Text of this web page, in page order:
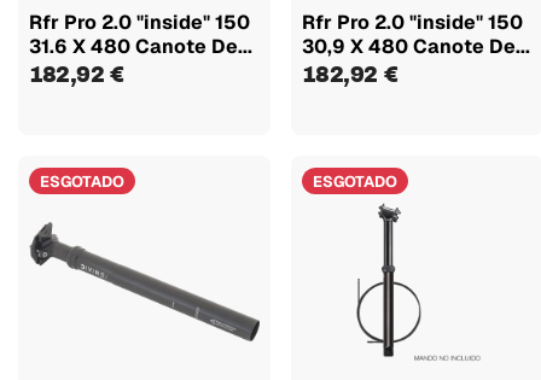
Rfr Pro 2.0 "inside" 150
31.6 X 480 Canote De...
182,92 €
Rfr Pro 2.0 "inside" 150
30,9 X 480 Canote De...
182,92 €
ESGOTADO ESGOTADO